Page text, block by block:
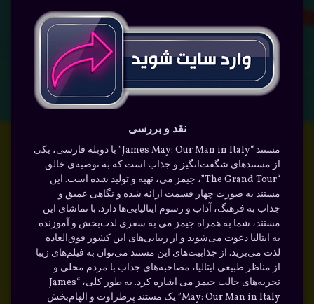
نقد و بررسی
مستند “James May: Our Man in Italy” با دوبله فارسی، یکی
از مستندهای شگفت‌انگیز و جذاب است که به توصیه‌ی خالق
“The Grand Tour”، جیمز می، تهیه و تولید شده است. این
مستند به صورت چهار قسمت ارائه شده و نگاهی عمیق و
جذاب به فرهنگ، آداب و رسوم ایتالیایی‌ها دارد. با تماشای این
مستند، شما به همراه جیمز می به سفری لذت‌بخش و آموزنده
به ایتالیا دعوت می‌شوید و از زیبایی‌های این کشور فوق‌العاده
لذت می‌برید. از جذابیت‌های این مستند می‌توان به فیلم‌های زیبا
از مناظر طبیعی ایتالیا، مصاحبه‌های جذاب با مردم محلی و
تجربه‌های جالب جیمز می اشاره کرد. به طور کلی، “James
May: Our Man in Italy” یک مستند پرطراوت و الهام‌بخش